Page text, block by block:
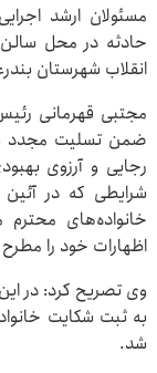
مسئولان ارشد
حادثه در محل
انقلاب شهرستان
مجتبی قهرمانی
ضمن تسلیت مجدد به
رجایی و آرزوی
شرایطی که در
خانواده‌های
اظهارات خود را
به ثبت شکایت
شد.